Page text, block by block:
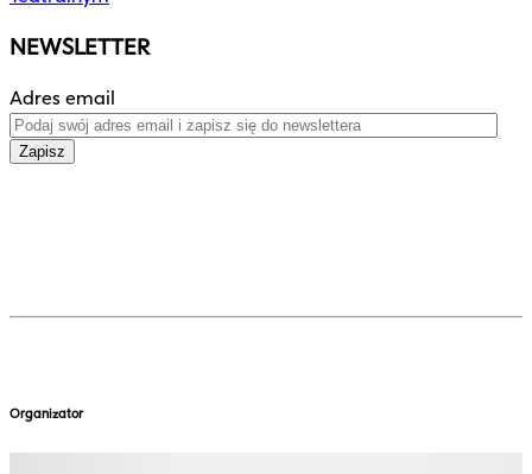
NEWSLETTER
Adres email
Zapisz
Organizator